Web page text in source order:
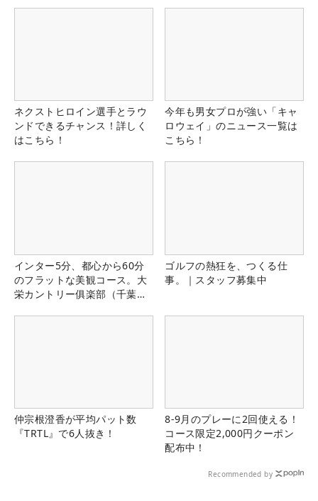
ネクストヒロイン選手とラウ
ンドできるチャンス！詳しく
はこちら！
今年も男女プロが強い「キャ
ロウェイ」のニュース一覧は
こちら！
インター5分、都心から60分
のフラットな美観コース。大
栄カントリー俱楽部（千葉
ゴルフの熱狂を、つくる仕
事。｜スタッフ募集中
仲宗根澄香が平均パット数
『TRTL』で6人抜き！
8-9月のプレーに2回使える！
コース限定2,000円クーポン
配布中！
Recommended by